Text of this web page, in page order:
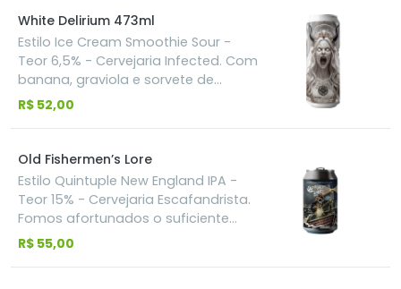
de cerveja. Densa, cremosa e
carregada de fruta, com a goiaba
dominando o aroma e o sabor,
enquanto notas sutis de cream
cheese completam a experiência
do primeiro ao último gole.
White Delirium 473ml
Estilo Ice Cream Smoothie Sour -
Teor 6,5% - Cervejaria Infected. Com
banana, graviola e sorvete de
baunilha, trazendo uma
doçura da baunilha, a banana
madura e o caráter exótico da
graviola. Doçura celestial. Acidez
brutal.
R$ 52,00
Old Fishermen’s Lore
Estilo Quintuple New England IPA -
Teor 15% - Cervejaria Escafandrista.
Fomos afortunados o suficiente
para conseguirmos por nossas
R$ 55,00